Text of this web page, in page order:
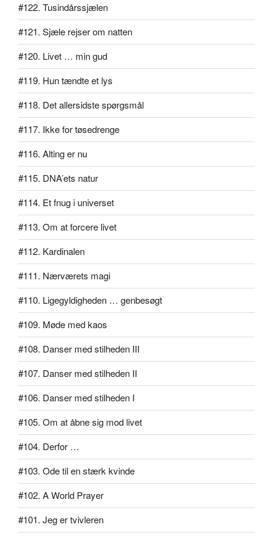
#122. Tusindårssjælen
#121. Sjæle rejser om natten
#120. Livet … min gud
#119. Hun tændte et lys
#118. Det allersidste spørgsmål
#117. Ikke for tøsedrenge
#116. Alting er nu
#115. DNA’ets natur
#114. Et fnug i universet
#113. Om at forcere livet
#112. Kardinalen
#111. Nærværets magi
#110. Ligegyldigheden … genbesøgt
#109. Møde med kaos
#108. Danser med stilheden III
#107. Danser med stilheden II
#106. Danser med stilheden I
#105. Om at åbne sig mod livet
#104. Derfor …
#103. Ode til en stærk kvinde
#102. A World Prayer
#101. Jeg er tvivleren